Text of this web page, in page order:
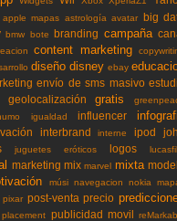
apple mapas astrología avatar big
bmw bote branding campaña
content marketing
diseño disney ebay
envío de sms masivo
geolocalización gratis
igualdad influencer
interbrand interne ipod
juguetes eróticos logos
marketing mix marvel mixta
músi navegacion nokia
pixar post-venta precio
publicidad movil